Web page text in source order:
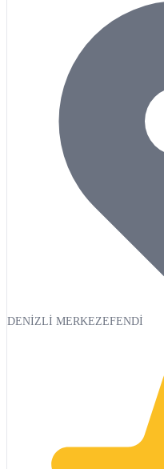
DENİZLİ MERKEZEFENDİ